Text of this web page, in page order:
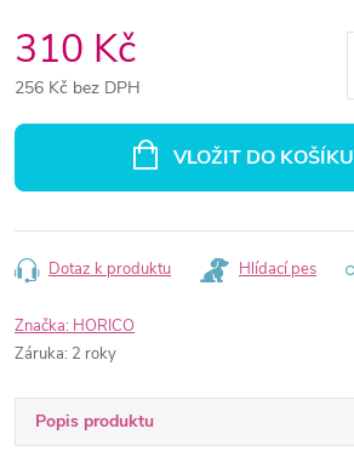
310 Kč
256 Kč bez DPH
VLOŽIT DO KOŠÍKU
Dotaz k produktu Hlídací pes
Značka: HORICO
Záruka: 2 roky
Popis produktu